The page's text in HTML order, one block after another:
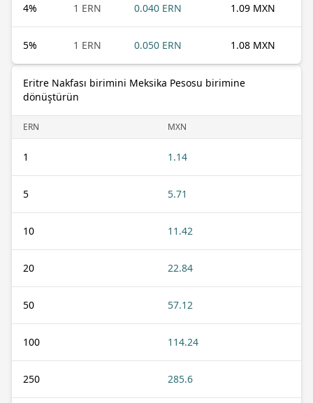
4% 1 ERN 0.040 ERN 1.09 MXN
5% 1 ERN 0.050 ERN 1.08 MXN
Eritre Nakfası birimini Meksika Pesosu birimine
dönüştürün
ERN MXN
1 1.14
5 5.71
10 11.42
20 22.84
50 57.12
100 114.24
250 285.6